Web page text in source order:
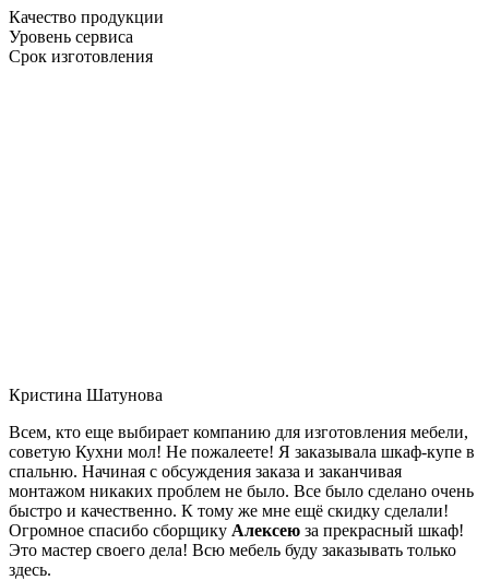
Качество продукции
Уровень сервиса
Срок изготовления
Кристина Шатунова
Всем, кто еще выбирает компанию для изготовления мебели,
советую Кухни мол! Не пожалеете! Я заказывала шкаф-купе в
спальню. Начиная с обсуждения заказа и заканчивая
монтажом никаких проблем не было. Все было сделано очень
быстро и качественно. К тому же мне ещё скидку сделали!
Огромное спасибо сборщику Алексею за прекрасный шкаф!
Это мастер своего дела! Всю мебель буду заказывать только
здесь.